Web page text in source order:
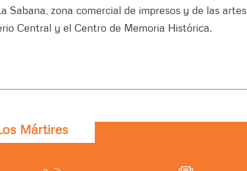
Sabana, zona comercial de impresos y de las artes
Central y el Centro de Memoria Histórica.
Mártires